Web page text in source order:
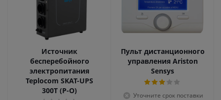
Источник
бесперебойного
электропитания
Teplocom SKAT-UPS
300T (Р-О)
Пульт дистанционного
управления Ariston
Sensys
Уточните срок поставки